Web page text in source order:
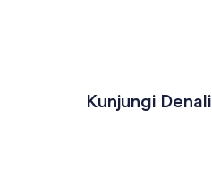
Kunjungi Denali